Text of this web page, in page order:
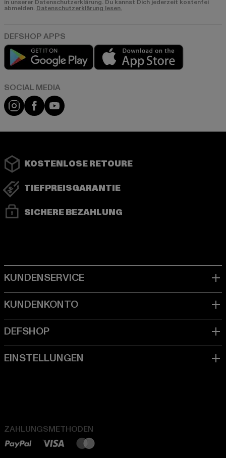
in unserer Datenschutzerklärung. Du kannst Dich jederzeit kostenfei
abmelden.Datenschutzerklärung lesen.
Play market
Instagram
FacebookYouTube
KOSTENLOSE RETOURE
TIEFPREISGARANTIE
SICHERE BEZAHLUNG
ZAHLUNGSMETHODEN